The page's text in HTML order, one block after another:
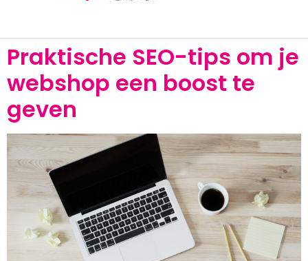
Praktische SEO-tips om je
webshop een boost te
geven